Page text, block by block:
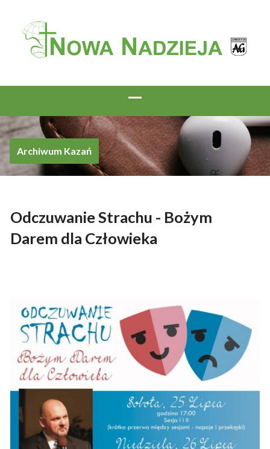
Archiwum Kazań
Odczuwanie Strachu - Bożym
Darem dla Człowieka